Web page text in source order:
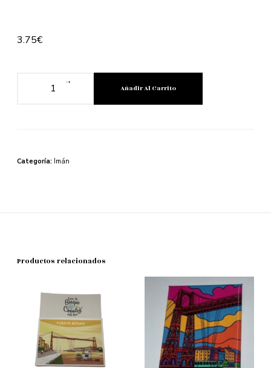
3.75€
-+
Añadir Al Carrito
Categoría: Imán
Productos relacionados